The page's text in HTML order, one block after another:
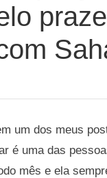
um dos meus
é uma das
mês e ela